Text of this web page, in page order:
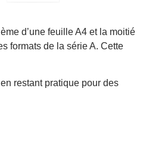
d’une feuille A4 et la moitié
formats de la série A. Cette
restant pratique pour des